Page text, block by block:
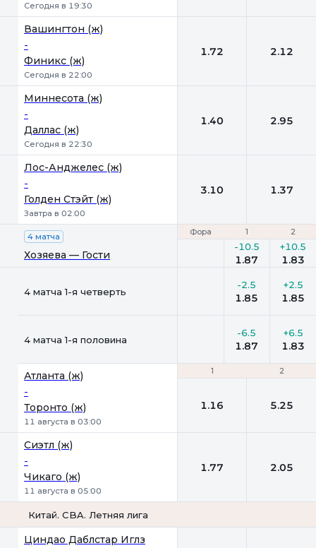
Сегодня в 19:30
Вашингтон (ж)
-
Финикс (ж)
Сегодня в 22:00
1.72 2.12
Миннесота (ж)
-
Даллас (ж)
Сегодня в 22:30
1.40 2.95
Лос-Анджелес (ж)
-
Голден Стэйт (ж)
Завтра в 02:00
3.10 1.37
Фора 1 2
4 матча
Хозяева — Гости
Фора 1 2
-10.5
1.87
+10.5
1.83
4 матча 1-я четверть
-2.5
1.85
+2.5
1.85
4 матча 1-я половина
-6.5
1.87
+6.5
1.83
1 2
Атланта (ж)
-
Торонто (ж)
11 августа в 03:00
1 2
1.16 5.25
Сиэтл (ж)
-
Чикаго (ж)
11 августа в 05:00
1.77 2.05
Китай. CBA. Летняя лига
Циндао Даблстар Иглз